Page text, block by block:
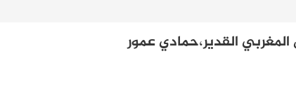
القدير،حمادي عمور